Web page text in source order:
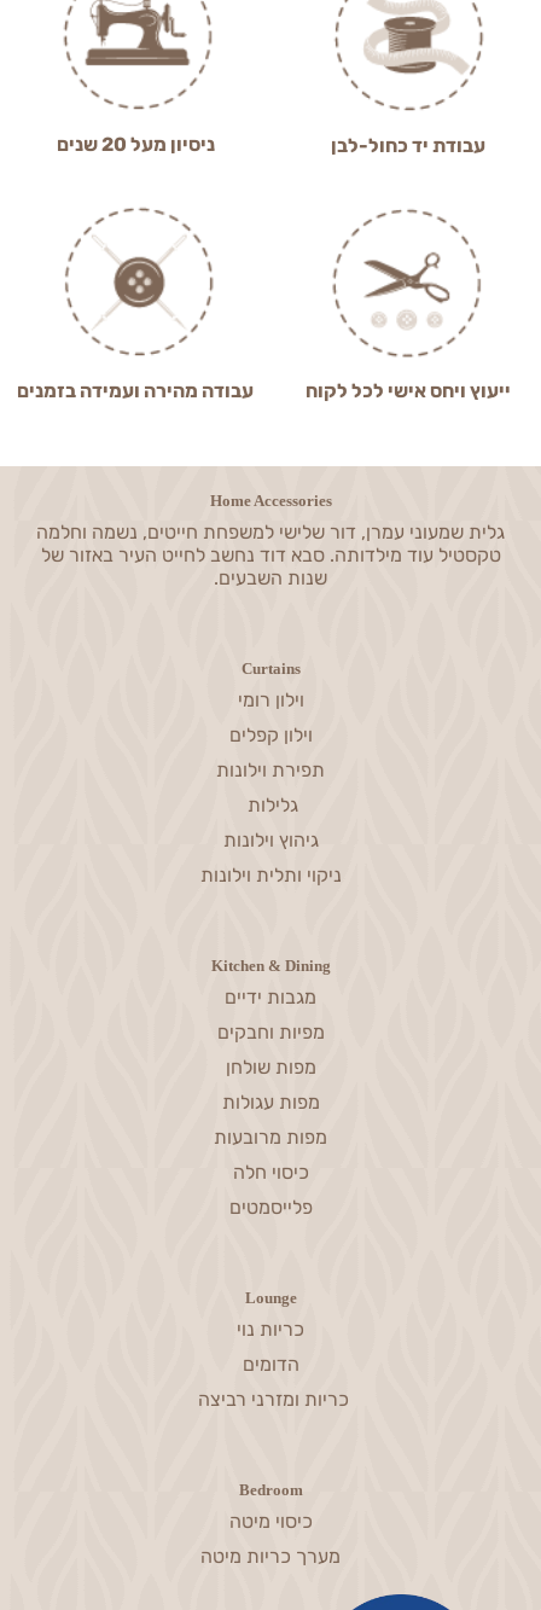
עבודת יד כחול-לבן ניסיון מעל 20 שנים
ייעוץ ויחס אישי לכל לקוח עבודה מהירה ועמידה בזמנים
Home Accessories
גלית שמעוני עמרן, דור שלישי למשפחת חייטים, נשמה וחלמה
טקסטיל עוד מילדותה. סבא דוד נחשב לחייט העיר באזור של
שנות השבעים.
Curtains
וילון רומי
וילון קפלים
תפירת וילונות
גלילות
גיהוץ וילונות
ניקוי ותלית וילונות
Kitchen & Dining
מגבות ידיים
מפיות וחבקים
מפות שולחן
מפות עגולות
מפות מרובעות
כיסוי חלה
פלייסמטים
Lounge
כריות נוי
הדומים
כריות ומזרני רביצה
Bedroom
כיסוי מיטה
מערך כריות מיטה